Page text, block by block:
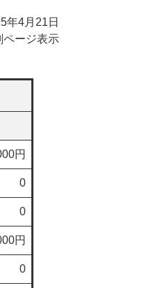
年4月21日
ページ表示
円
0
0
円
0